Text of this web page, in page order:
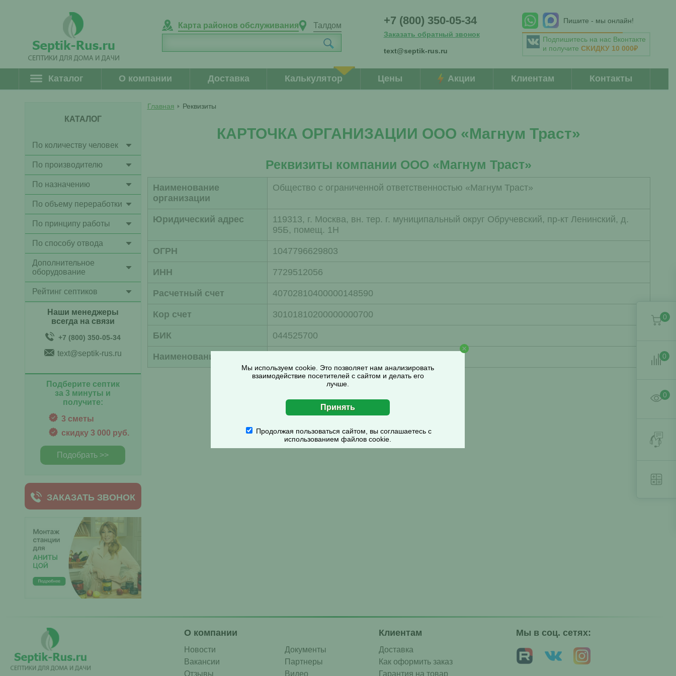
Карта районов обслуживания Талдом +7 (800) 350-05-34
Заказать обратный звонок
text@septik-rus.ru
Пишите - мы онлайн!
Подпишитесь на нас Вконтакте
и получите СКИДКУ 10 000₽
Каталог О компании Доставка Калькулятор Цены Акции Клиентам Контакты
КАТАЛОГ
По количеству человек
По производителю
По назначению
По объему переработки
По принципу работы
По способу отвода
Дополнительное
оборудование
Рейтинг септиков
Наши менеджеры
всегда на связи
+7 (800) 350-05-34
text@septik-rus.ru
Подберите септик
за 3 минуты и
получите:
3 сметы
скидку 3 000 руб.
Подобрать >>
ЗАКАЗАТЬ ЗВОНОК
Главная Реквизиты
КАРТОЧКА ОРГАНИЗАЦИИ ООО «Магнум Траст»
Реквизиты компании ООО «Магнум Траст»
Наименование
организации
Общество с ограниченной ответственностью «Магнум Траст»
Юридический адрес
119313, г. Москва, вн. тер. г. муниципальный округ Обручевский, пр-кт Ленинский, д.
95Б, помещ. 1Н
ОГРН 1047796629803
ИНН 7729512056
Расчетный счет 40702810400000148590
Кор счет 30101810200000000700
БИК 044525700
Наименование банка
О компании
Новости
Документы
Вакансии
Партнеры
Отзывы
Видео
Клиентам
Доставка
Как оформить заказ
Гарантия на товар
Мы в соц. сетях:
0
0
0
Мы используем cookie. Это позволяет нам анализировать
взаимодействие посетителей с сайтом и делать его
лучше.
Продолжая пользоваться сайтом, вы соглашаетесь с
использованием файлов cookie.